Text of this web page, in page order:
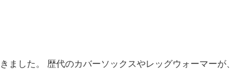
ました。 歴代のカバーソックスやレッグウォーマーが、